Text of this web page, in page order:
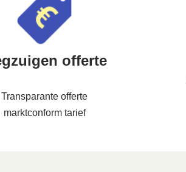
offerte
Transparante offerte
marktconform tarief